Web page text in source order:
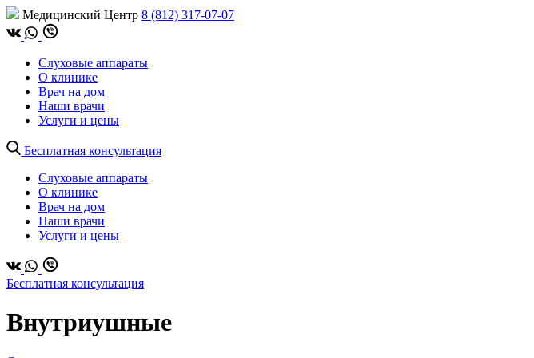
Медицинский Центр 8 (812) 317-07-07
Слуховые аппараты
О клинике
Врач на дом
Наши врачи
Услуги и цены
Бесплатная консультация
Слуховые аппараты
О клинике
Врач на дом
Наши врачи
Услуги и цены
Бесплатная консультация
Внутриушные